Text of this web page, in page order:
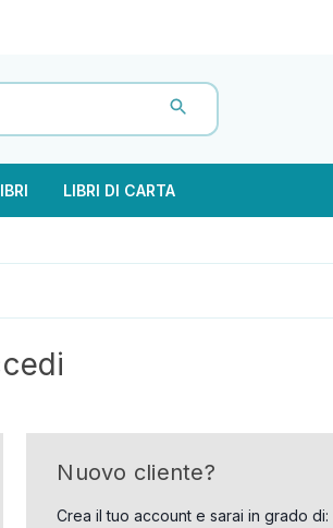
LIBRI DI CARTA
Nuovo cliente?
Crea il tuo account e sarai in grado di: